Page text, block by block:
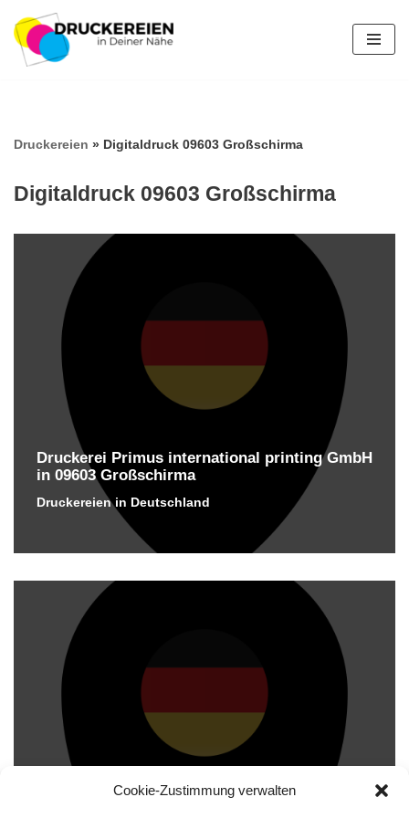
Cookie-Zustimmung verwalten
Zum
Inhalt
Druckereien » Digitaldruck 09603 Großschirma
Digitaldruck 09603 Großschirma
Druckerei Primus international printing GmbH
in 09603 Großschirma
Druckereien in Deutschland